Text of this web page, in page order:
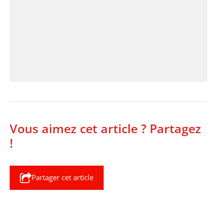
Vous aimez cet article ? Partagez
!
Partager cet article